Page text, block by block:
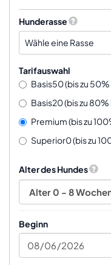
Hunderasse
Tarifauswahl
Basis50 (bis zu
Basis20 (bis zu
Premium (bis zu
Superior0 (bis zu
Alter des Hundes
Beginn